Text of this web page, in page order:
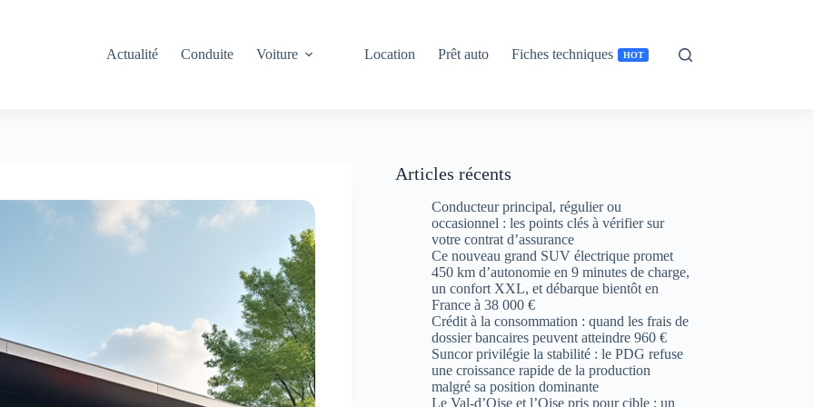
Actualité Conduite Voiture Location Prêt auto Fiches techniques HOT
Articles récents
Conducteur principal, régulier ou
occasionnel : les points clés à vérifier sur
votre contrat d’assurance
Ce nouveau grand SUV électrique promet
450 km d’autonomie en 9 minutes de charge,
un confort XXL, et débarque bientôt en
France à 38 000 €
Crédit à la consommation : quand les frais de
dossier bancaires peuvent atteindre 960 €
Suncor privilégie la stabilité : le PDG refuse
une croissance rapide de la production
malgré sa position dominante
Le Val-d’Oise et l’Oise pris pour cible : un